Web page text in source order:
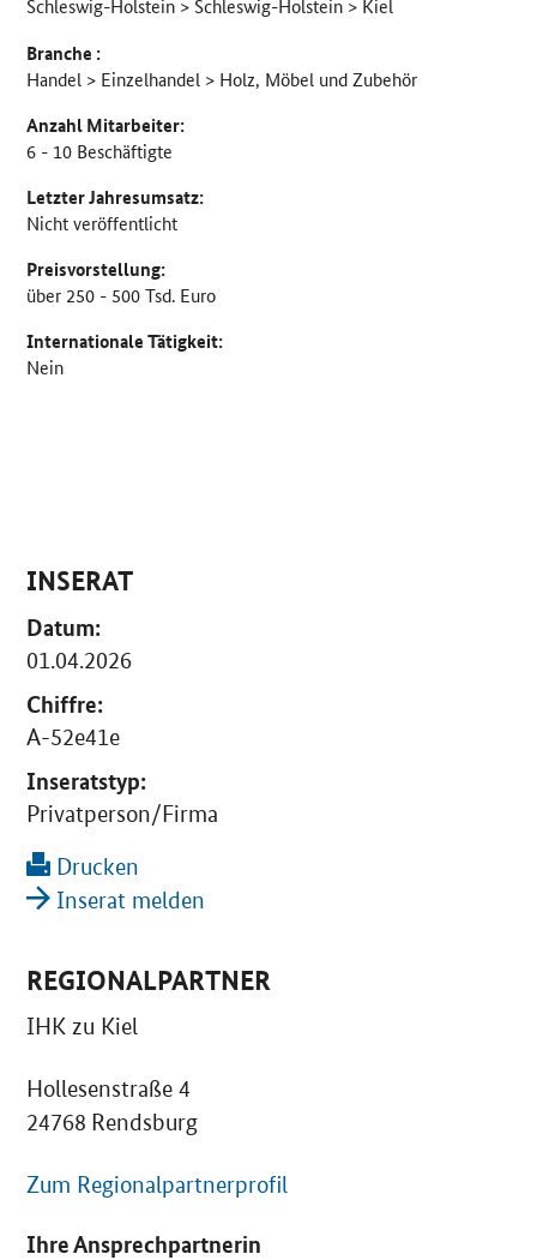
Schleswig-Holstein > Schleswig-Holstein > Kiel
Branche :
Handel > Einzelhandel > Holz, Möbel und Zubehör
Anzahl Mitarbeiter:
6 - 10 Beschäftigte
Letzter Jahresumsatz:
Nicht veröffentlicht
Preisvorstellung:
über 250 - 500 Tsd. Euro
Internationale Tätigkeit:
Nein
INSERAT
Datum:
01.04.2026
Chiffre:
A-52e41e
Inseratstyp:
Privatperson/Firma
Drucken
Inserat melden
REGIONALPARTNER
IHK zu Kiel
Hollesenstraße 4
24768 Rendsburg
Zum Regionalpartnerprofil
Ihre Ansprechpartnerin